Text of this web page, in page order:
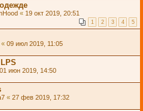
« 19 окт 2019, 20:51
1 2 3 4 5
« 09 июл 2019, 11:05
01 июн 2019, 14:50
« 27 фев 2019, 17:32